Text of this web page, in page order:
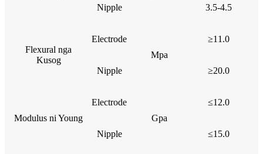
Nipple 3.5-4.5
Flexural nga
Kusog
Electrode
Mpa
≥11.0
Nipple ≥20.0
Modulus ni Young
Electrode
Gpa
≤12.0
Nipple ≤15.0